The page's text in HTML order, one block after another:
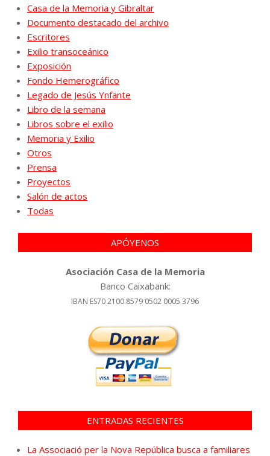
Casa de la Memoria y Gibraltar
Documento destacado del archivo
Escritores
Exilio transoceánico
Exposición
Fondo Hemerográfico
Legado de Jesús Ynfante
Libro de la semana
Libros sobre el exilio
Memoria y Exilio
Otros
Prensa
Proyectos
Salón de actos
Todas
APÓYENOS
Asociación Casa de la Memoria
Banco Caixabank:
IBAN ES70 2100 8579 0502 0005 3796
ENTRADAS RECIENTES
La Associació per la Nova República busca a familiares